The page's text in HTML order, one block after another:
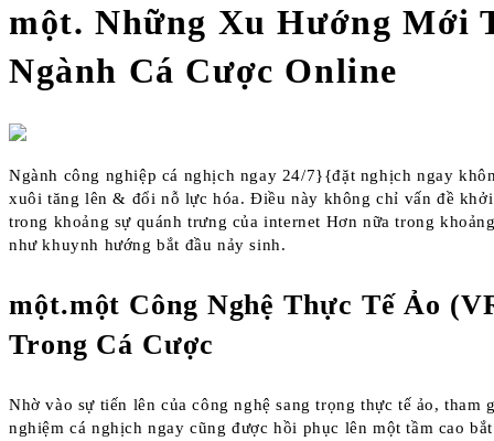
một. Những Xu Hướng Mới
Ngành Cá Cược Online
Ngành công nghiệp cá nghịch ngay 24/7}{đặt nghịch ngay
xuôi tăng lên & đổi nỗ lực hóa. Điều này không chỉ vấn đề
trong khoảng sự quánh trưng của internet Hơn nữa trong
như khuynh hướng bắt đầu nảy sinh.
một.một Công Nghệ Thực Tế Ảo
Trong Cá Cược
Nhờ vào sự tiến lên của công nghệ sang trọng thực tế ảo, tham
nghiệm cá nghịch ngay cũng được hồi phục lên một tầm cao